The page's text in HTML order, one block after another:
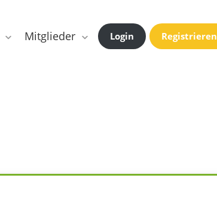
Mitglieder Login Registrieren